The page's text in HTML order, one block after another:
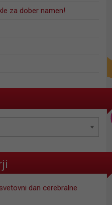
za dober namen!
dan cerebralne